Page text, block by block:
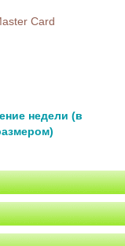
Card
недели (в